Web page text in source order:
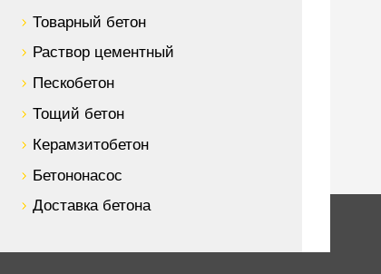
Товарный бетон
Раствор цементный
Пескобетон
Тощий бетон
Керамзитобетон
Бетононасос
Доставка бетона